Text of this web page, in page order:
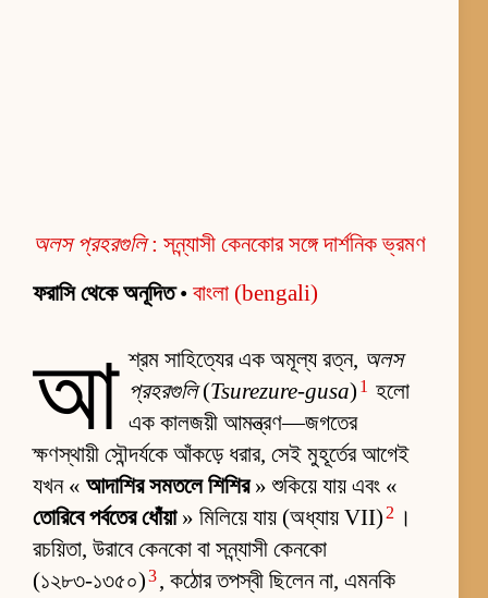
অলস প্রহরগুলি: সন্ন্যাসী কেনকোর সঙ্গে দার্শনিক ভ্রমণ
ফরাসি থেকে অনূদিত• বাংলা (bengali)
আ শ্রম সাহিত্যের এক অমূল্য রত্ন, অলস
প্রহরগুলি(Tsurezure-gusa) 1 হলো
এক কালজয়ী আমন্ত্রণ—জগতের
ক্ষণস্থায়ী সৌন্দর্যকে আঁকড়ে ধরার, সেই মুহূর্তের আগেই
যখন « আদাশির সমতলে শিশির» শুকিয়ে যায় এবং «
তোরিবে পর্বতের ধোঁয়া» মিলিয়ে যায় (অধ্যায় VII) 2 ।
রচয়িতা, উরাবে কেনকো বা সন্ন্যাসী কেনকো
(১২৮৩-১৩৫০)3, কঠোর তপস্বী ছিলেন না, এমনকি